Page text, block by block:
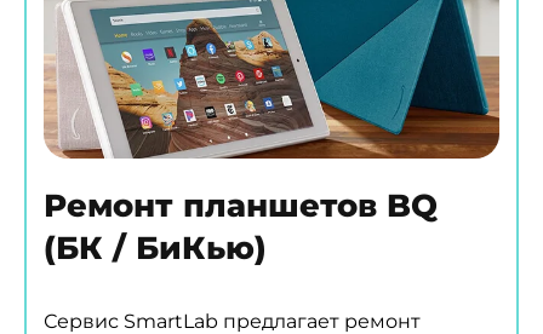
Ремонт планшетов BQ
(БК / БиКью)
Сервис SmartLab предлагает ремонт